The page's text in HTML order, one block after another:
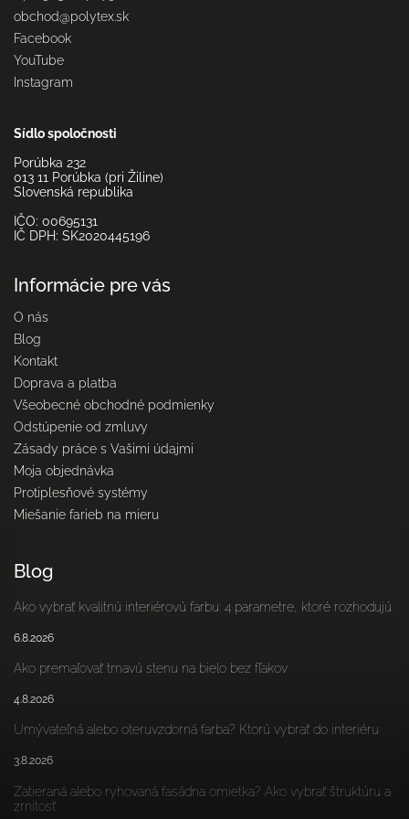
obchod@polytex.sk
Facebook
YouTube
Instagram
Sídlo spoločnosti
Porúbka 232
013 11 Porúbka (pri Žiline)
Slovenská republika
IČO: 00695131
IČ DPH: SK2020445196
Informácie pre vás
O nás
Blog
Kontakt
Doprava a platba
Všeobecné obchodné podmienky
Odstúpenie od zmluvy
Zásady práce s Vašimi údajmi
Moja objednávka
Protiplesňové systémy
Miešanie farieb na mieru
Blog
Ako vybrať kvalitnú interiérovú farbu: 4 parametre, ktoré rozhodujú
6.8.2026
Ako premaľovať tmavú stenu na bielo bez fľakov
4.8.2026
Umývateľná alebo oteruvzdorná farba? Ktorú vybrať do interiéru
3.8.2026
Zatieraná alebo ryhovaná fasádna omietka? Ako vybrať štruktúru a
zrnitosť